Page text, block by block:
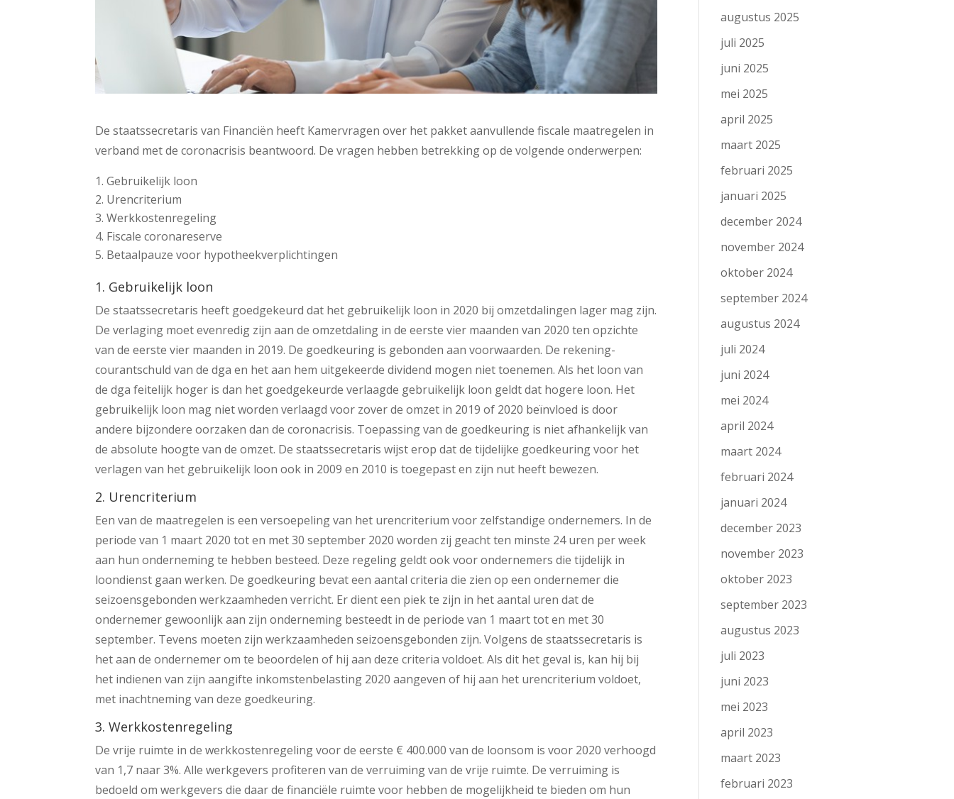
De staatssecretaris van Financiën heeft Kamervragen over het pakket aanvullende fiscale maatregelen in
verband met de coronacrisis beantwoord. De vragen hebben betrekking op de volgende onderwerpen:
Gebruikelijk loon
Urencriterium
Werkkostenregeling
Fiscale coronareserve
Betaalpauze voor hypotheekverplichtingen
1. Gebruikelijk loon
De staatssecretaris heeft goedgekeurd dat het gebruikelijk loon in 2020 bij omzetdalingen lager mag zijn.
De verlaging moet evenredig zijn aan de omzetdaling in de eerste vier maanden van 2020 ten opzichte
van de eerste vier maanden in 2019. De goedkeuring is gebonden aan voorwaarden. De rekening-
courantschuld van de dga en het aan hem uitgekeerde dividend mogen niet toenemen. Als het loon van
de dga feitelijk hoger is dan het goedgekeurde verlaagde gebruikelijk loon geldt dat hogere loon. Het
gebruikelijk loon mag niet worden verlaagd voor zover de omzet in 2019 of 2020 beïnvloed is door
andere bijzondere oorzaken dan de coronacrisis. Toepassing van de goedkeuring is niet afhankelijk van
de absolute hoogte van de omzet. De staatssecretaris wijst erop dat de tijdelijke goedkeuring voor het
verlagen van het gebruikelijk loon ook in 2009 en 2010 is toegepast en zijn nut heeft bewezen.
2. Urencriterium
Een van de maatregelen is een versoepeling van het urencriterium voor zelfstandige ondernemers. In de
periode van 1 maart 2020 tot en met 30 september 2020 worden zij geacht ten minste 24 uren per week
aan hun onderneming te hebben besteed. Deze regeling geldt ook voor ondernemers die tijdelijk in
loondienst gaan werken. De goedkeuring bevat een aantal criteria die zien op een ondernemer die
seizoensgebonden werkzaamheden verricht. Er dient een piek te zijn in het aantal uren dat de
ondernemer gewoonlijk aan zijn onderneming besteedt in de periode van 1 maart tot en met 30
september. Tevens moeten zijn werkzaamheden seizoensgebonden zijn. Volgens de staatssecretaris is
het aan de ondernemer om te beoordelen of hij aan deze criteria voldoet. Als dit het geval is, kan hij bij
het indienen van zijn aangifte inkomstenbelasting 2020 aangeven of hij aan het urencriterium voldoet,
met inachtneming van deze goedkeuring.
3. Werkkostenregeling
De vrije ruimte in de werkkostenregeling voor de eerste € 400.000 van de loonsom is voor 2020 verhoogd
van 1,7 naar 3%. Alle werkgevers profiteren van de verruiming van de vrije ruimte. De verruiming is
bedoeld om werkgevers die daar de financiële ruimte voor hebben de mogelijkheid te bieden om hun
augustus 2025
juli 2025
juni 2025
mei 2025
april 2025
maart 2025
februari 2025
januari 2025
december 2024
november 2024
oktober 2024
september 2024
augustus 2024
juli 2024
juni 2024
mei 2024
april 2024
maart 2024
februari 2024
januari 2024
december 2023
november 2023
oktober 2023
september 2023
augustus 2023
juli 2023
juni 2023
mei 2023
april 2023
maart 2023
februari 2023